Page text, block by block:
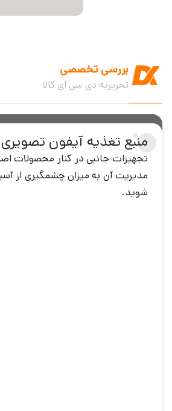
بررسی تخصصی
تحریریه دی سی ای کالا
منبع تغذیه آیفون تصویری
تجهیزات جانبی در کنار محصولات
مدیریت آن به میزان چشمگیری از
شوید.